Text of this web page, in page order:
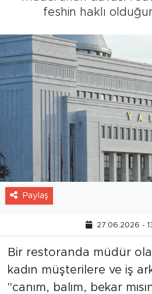
feshin haklı
Paylaş
27.06.2026 -
Bir restoranda müdür
kadın müşterilere ve iş
"canım, balım, bekar